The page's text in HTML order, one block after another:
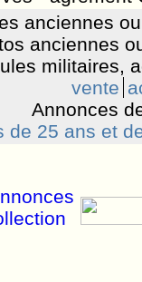
anciennes
anciennes
militaires,
vente
Annonces
de 25 ans et